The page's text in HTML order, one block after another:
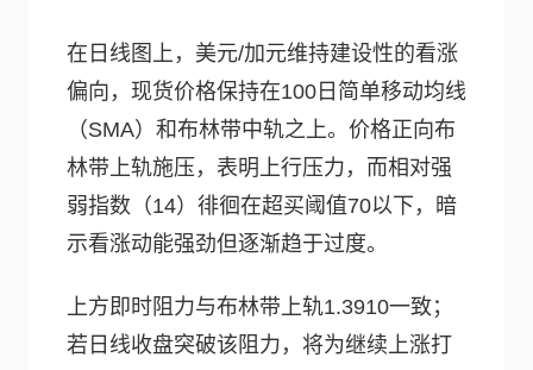
在日线图上，美元/加元维持建设性的看涨
偏向，现货价格保持在100日简单移动均线
（SMA）和布林带中轨之上。价格正向布
林带上轨施压，表明上行压力，而相对强
弱指数（14）徘徊在超买阈值70以下，暗
示看涨动能强劲但逐渐趋于过度。
上方即时阻力与布林带上轨1.3910一致；
若日线收盘突破该阻力，将为继续上涨打